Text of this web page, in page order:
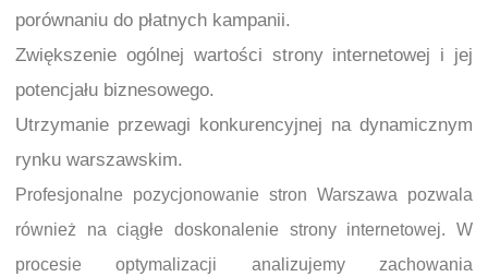
porównaniu do płatnych kampanii.
Zwiększenie ogólnej wartości strony internetowej i jej
potencjału biznesowego.
Utrzymanie przewagi konkurencyjnej na dynamicznym
rynku warszawskim.
Profesjonalne pozycjonowanie stron Warszawa pozwala
również na ciągłe doskonalenie strony internetowej. W
procesie optymalizacji analizujemy zachowania